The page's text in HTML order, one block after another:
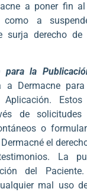
a poner fin
como a
surja derecho de
para la
a Dermacne
Estos
de solicitudes
o
el
La
del
mal uso